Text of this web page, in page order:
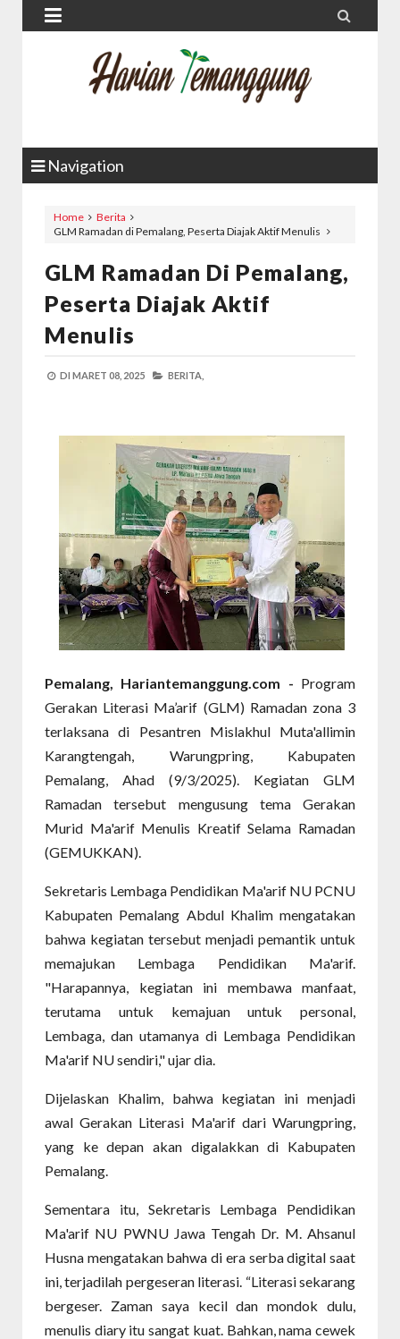
 
Navigation
Home
Berita
GLM Ramadan di Pemalang, Peserta Diajak Aktif Menulis
GLM Ramadan Di Pemalang,
Peserta Diajak Aktif
Menulis
DI MARET 08, 2025 BERITA,
Pemalang, Hariantemanggung.com - Program
Gerakan Literasi Ma’arif (GLM) Ramadan zona 3
terlaksana di Pesantren Mislakhul Muta'allimin
Karangtengah, Warungpring, Kabupaten
Pemalang, Ahad (9/3/2025). Kegiatan GLM
Ramadan tersebut mengusung tema Gerakan
Murid Ma'arif Menulis Kreatif Selama Ramadan
(GEMUKKAN).
Sekretaris Lembaga Pendidikan Ma'arif NU PCNU
Kabupaten Pemalang Abdul Khalim mengatakan
bahwa kegiatan tersebut menjadi pemantik untuk
memajukan Lembaga Pendidikan Ma'arif.
"Harapannya, kegiatan ini membawa manfaat,
terutama untuk kemajuan untuk personal,
Lembaga, dan utamanya di Lembaga Pendidikan
Ma'arif NU sendiri," ujar dia.
Dijelaskan Khalim, bahwa kegiatan ini menjadi
awal Gerakan Literasi Ma'arif dari Warungpring,
yang ke depan akan digalakkan di Kabupaten
Pemalang.
Sementara itu, Sekretaris Lembaga Pendidikan
Ma'arif NU PWNU Jawa Tengah Dr. M. Ahsanul
Husna mengatakan bahwa di era serba digital saat
ini, terjadilah pergeseran literasi. “Literasi sekarang
bergeser. Zaman saya kecil dan mondok dulu,
menulis diary itu sangat kuat. Bahkan, nama cewek